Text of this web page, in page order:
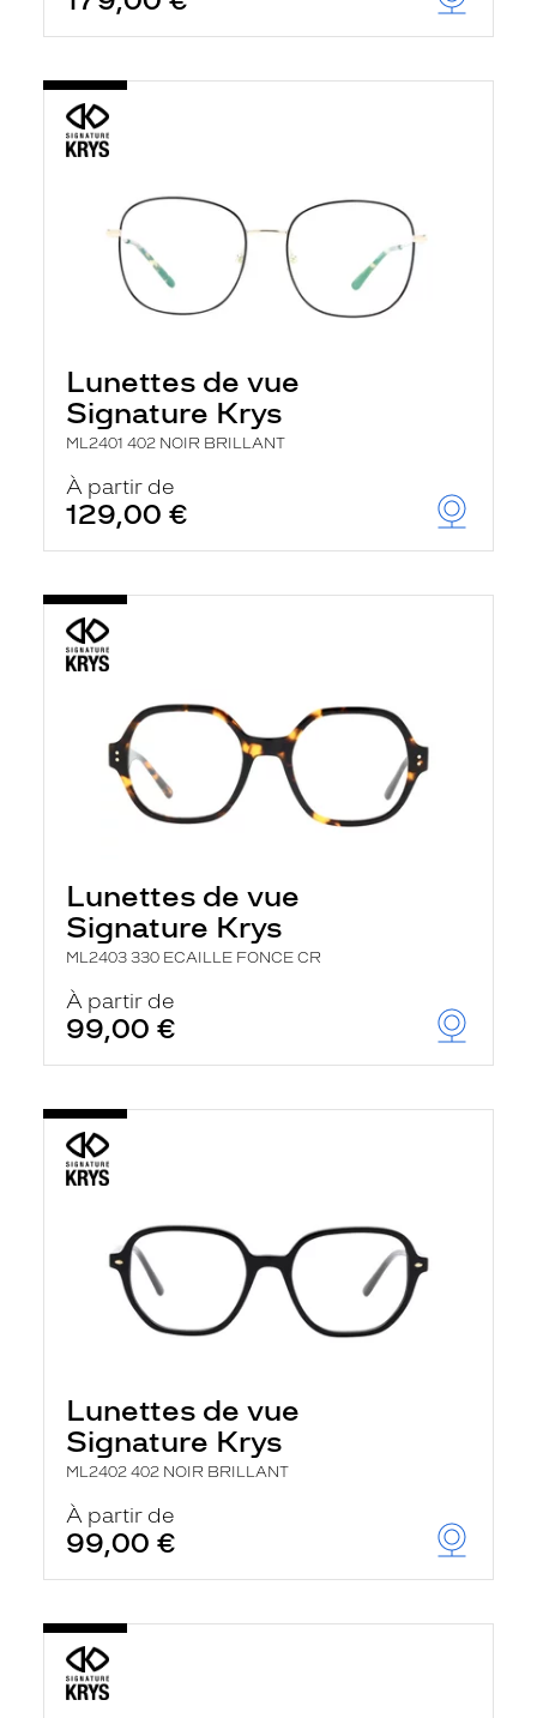
Lunettes de vue
Signature Krys
ML2401 402 NOIR BRILLANT
À partir de
129,00 €
Lunettes de vue
Signature Krys
ML2403 330 ECAILLE FONCE CR
À partir de
99,00 €
Lunettes de vue
Signature Krys
ML2402 402 NOIR BRILLANT
À partir de
99,00 €